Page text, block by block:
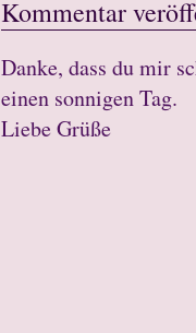
Kommentar
Danke, dass du mir
einen sonnigen Tag.
Liebe Grüße